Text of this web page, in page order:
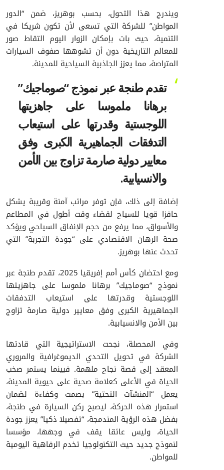
ويندرج هذا التحول، بحسب بوهريز، ضمن “الدور
المواطن” للشركة التي تسعى لأن تكون شريكا في
التنمية، حيث بات بإمكان الزوار اليوم التقاط صور
للمعالم التاريخية دون أن تشوهها صفوف السيارات
المتراصة، مما يعزز الجاذبية السياحية للمدينة.
تقدم طنجة عبر نموذج “صوماجيك”
برهانا ملموسا على جاهزيتها
اللوجستية وقدرتها على استيعاب
التدفقات الجماهيرية الكبرى وفق
معايير دولية صارمة تزاوج بين الأمن
والانسيابية.
إضافة إلى ذلك، فإن توفر مرائب آمنة وقريبة يشكل
حافزا قويا للسياح لقضاء وقت أطول في المطاعم
والأسواق، مما يرفع من حجم الإنفاق السياحي ويؤكد
صحة الرهان الاقتصادي على “جودة التجربة” التي
تحدث عنها بوهريز.
ومع احتضان كأس أمم إفريقيا 2025، تقدم طنجة عبر
نموذج “صوماجيك” برهانا ملموسا على جاهزيتها
اللوجستية وقدرتها على استيعاب التدفقات
الجماهيرية الكبرى وفق معايير دولية صارمة تزاوج
بين الأمن والانسيابية.
وفي المحصلة، نجحت الاستراتيجية التي قادتها
الشركة في تحويل التحدي الديموغرافية والمروري
المعقد إلى قصة نجاح ملهمة. فبينما يستمر صخب
الحياة في الأعلى كعلامة صحية على حيوية المدينة،
يعمل “المنشآت التحتية” بصمت وكفاءة لضمان
استمرار هذه الحركة، ليصبح ركن السيارة في طنجة،
بفضل هذه الرؤية المندمجة، “تفصيلا ذكيا” يعزز جودة
الحياة، وليس عائقا يقف في وجهها، مؤسسا
لنموذج جديد حيث التكنولوجيا تخدم الرفاهية اليومية
للمواطن.